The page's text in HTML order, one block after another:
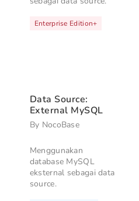
Enterprise Edition+
Data Source:
External MySQL
By NocoBase
Menggunakan
database MySQL
eksternal sebagai data
source.